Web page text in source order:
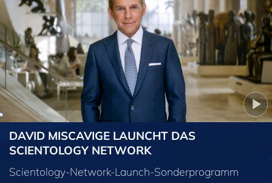
DAVID MISCAVIGE LAUNCHT DAS
SCIENTOLOGY NETWORK
Scientology-Network-Launch-Sonderprogramm